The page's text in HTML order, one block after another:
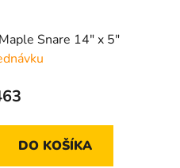
Snare 14" x 5"
DO KOŠÍKA